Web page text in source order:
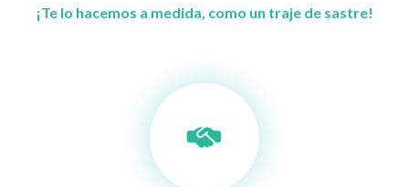
¡Te lo hacemos a medida, como un traje de sastre!